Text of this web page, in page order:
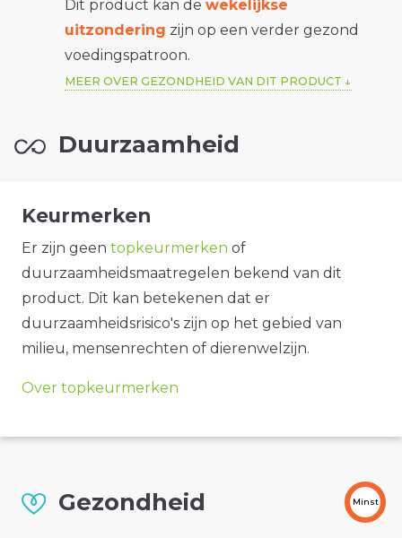
Dit product kan de wekelijkse
uitzondering zijn op een verder gezond
voedingspatroon.
MEER OVER GEZONDHEID VAN DIT PRODUCT
Duurzaamheid
Keurmerken
Er zijn geen topkeurmerken of
duurzaamheidsmaatregelen bekend van dit
product. Dit kan betekenen dat er
duurzaamheidsrisico's zijn op het gebied van
milieu, mensenrechten of dierenwelzijn.
Over topkeurmerken
Gezondheid Minst